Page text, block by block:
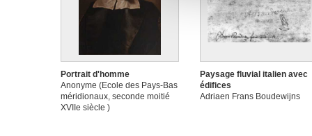
Portrait d'homme
Anonyme (Ecole des Pays-Bas
méridionaux, seconde moitié
XVIIe siècle )
Paysage fluvial italien avec
édifices
Adriaen Frans Boudewijns